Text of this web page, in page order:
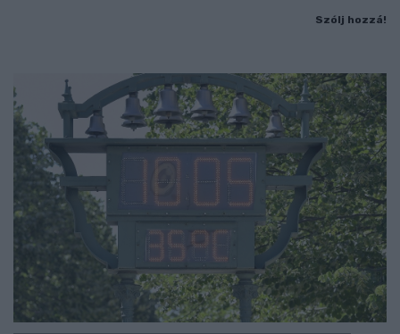
Szólj hozzá!